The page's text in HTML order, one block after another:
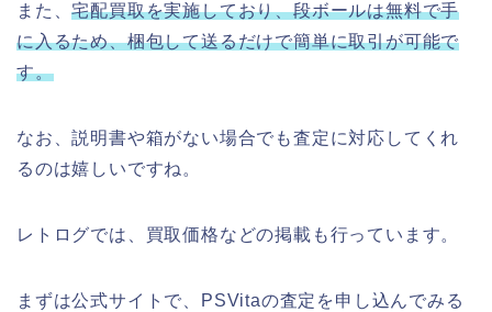
また、宅配買取を実施しており、段ボールは無料で手
に入るため、梱包して送るだけで簡単に取引が可能で
す。
なお、説明書や箱がない場合でも査定に対応してくれ
るのは嬉しいですね。
レトログでは、買取価格などの掲載も行っています。
まずは公式サイトで、PSVitaの査定を申し込んでみる